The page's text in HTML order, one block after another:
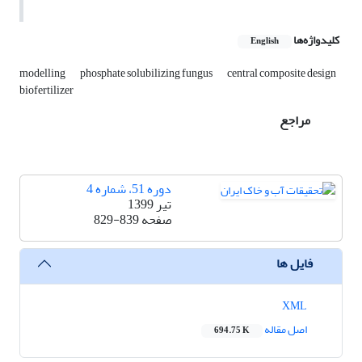
کلیدواژه‌ها English
modelling phosphate solubilizing fungus central composite design
biofertilizer
مراجع
دوره 51، شماره 4
تیر 1399
صفحه829-839
فایل ها
اصل مقاله
694.75 K